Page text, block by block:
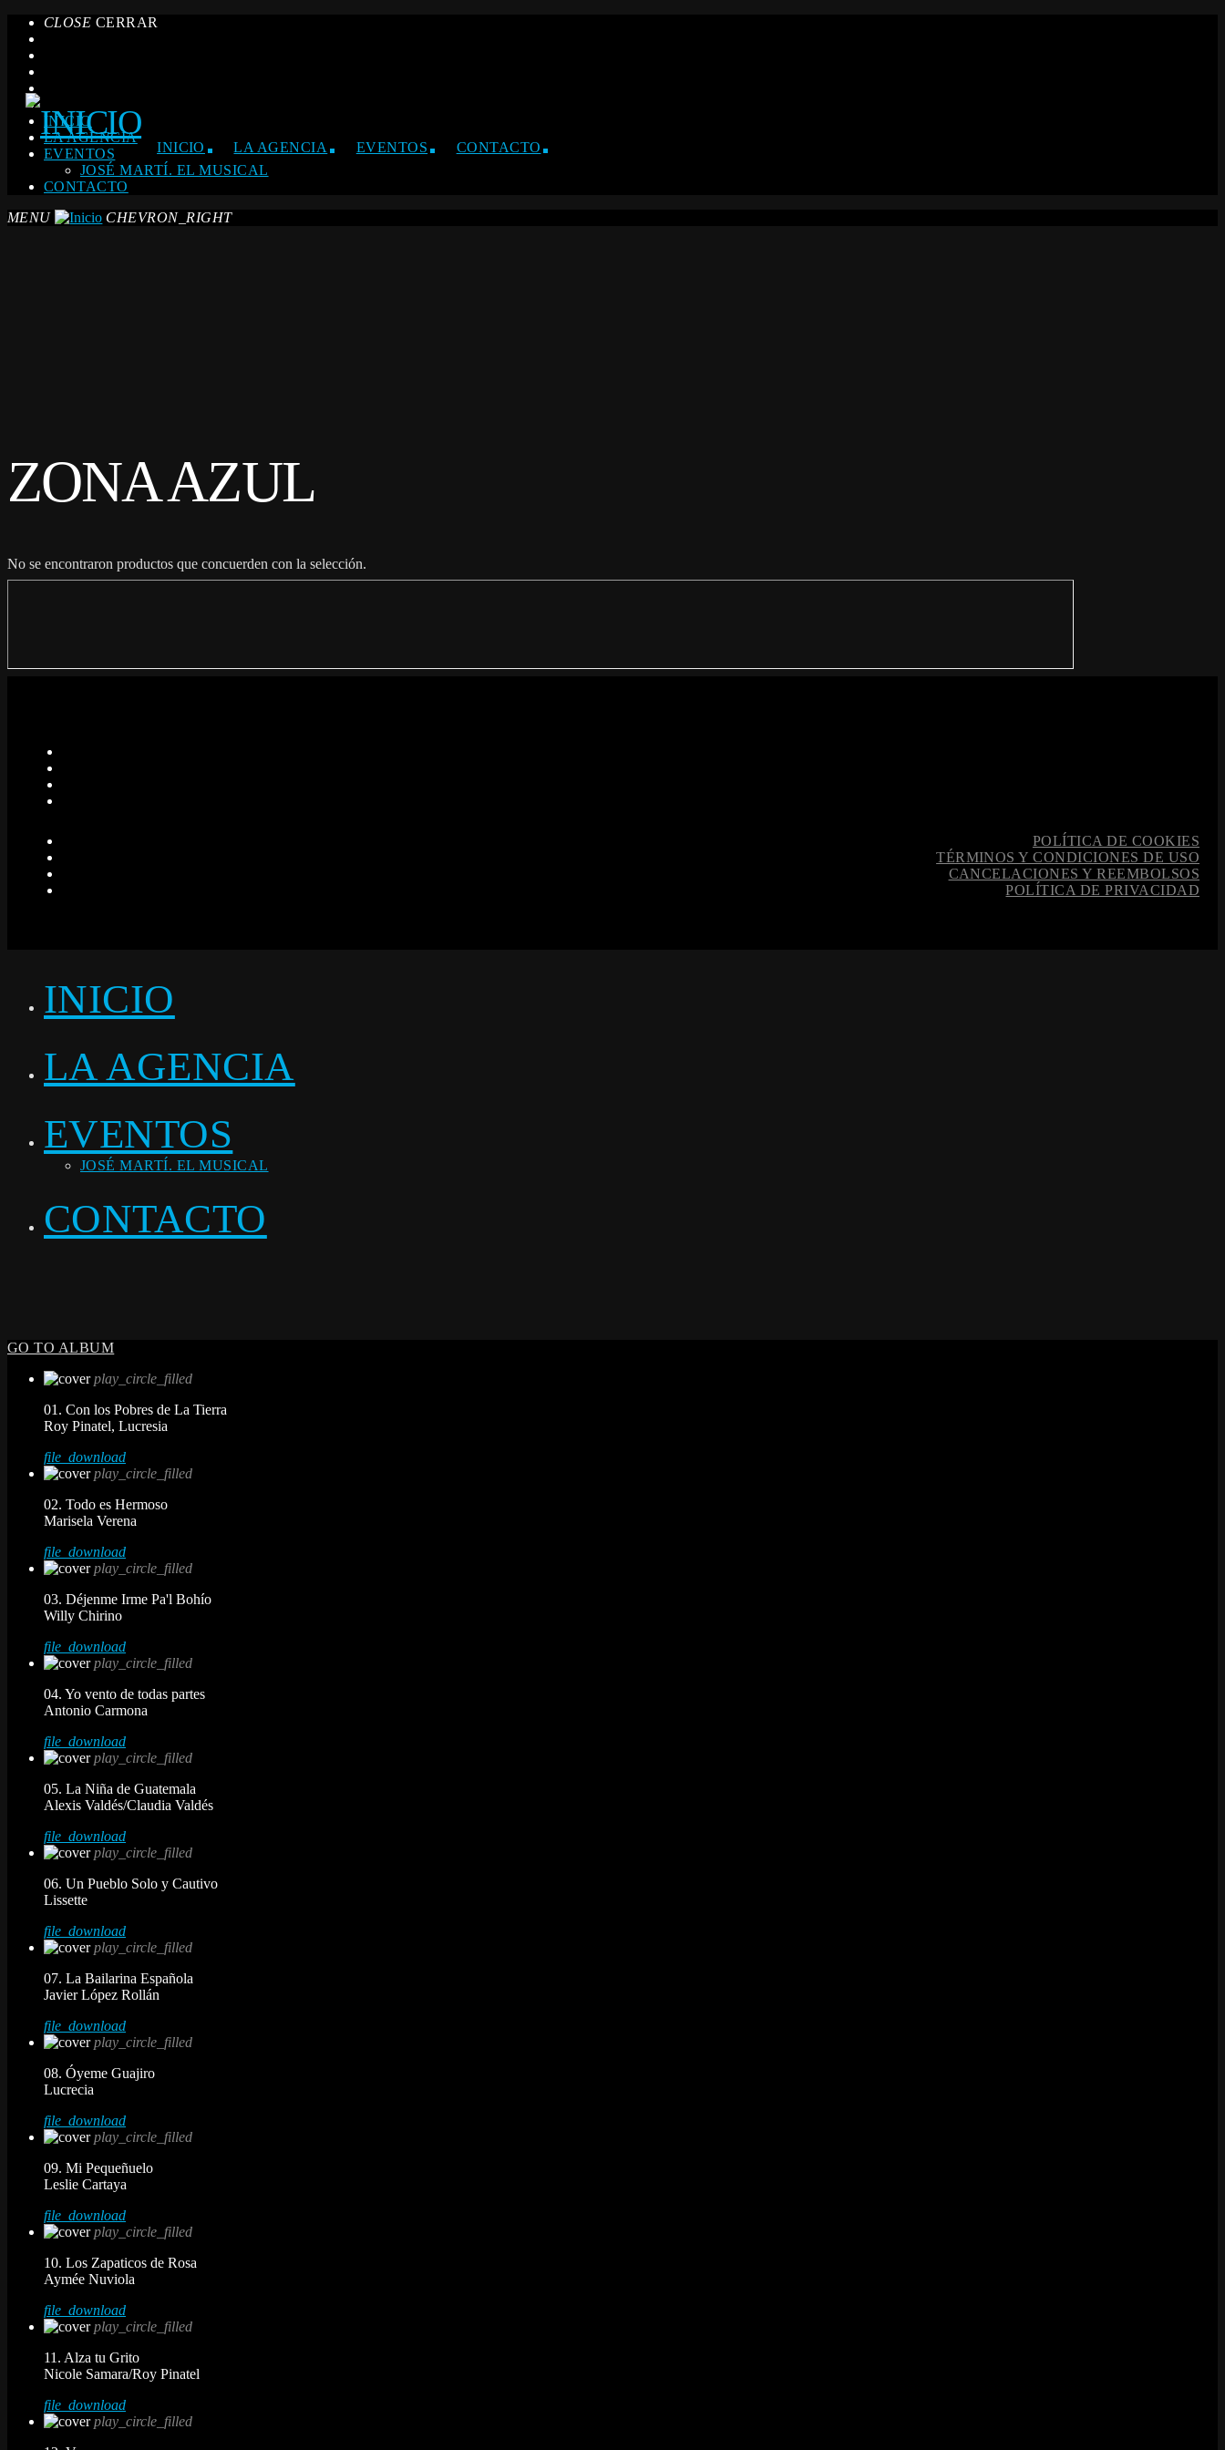
CLOSE CERRAR
INICIO
LA AGENCIA
EVENTOS
JOSÉ MARTÍ. EL MUSICAL
CONTACTO
INICIO LA AGENCIA EVENTOS CONTACTO
MENU CHEVRON_RIGHT
ZONA AZUL
No se encontraron productos que concuerden con la selección.
POLÍTICA DE COOKIES
TÉRMINOS Y CONDICIONES DE USO
CANCELACIONES Y REEMBOLSOS
POLÍTICA DE PRIVACIDAD
INICIO
LA AGENCIA
EVENTOS
JOSÉ MARTÍ. EL MUSICAL
CONTACTO
GO TO ALBUM
play_circle_filled
01. Con los Pobres de La Tierra
Roy Pinatel, Lucresia
file_download
play_circle_filled
02. Todo es Hermoso
Marisela Verena
file_download
play_circle_filled
03. Déjenme Irme Pa'l Bohío
Willy Chirino
file_download
play_circle_filled
04. Yo vento de todas partes
Antonio Carmona
file_download
play_circle_filled
05. La Niña de Guatemala
Alexis Valdés/Claudia Valdés
file_download
play_circle_filled
06. Un Pueblo Solo y Cautivo
Lissette
file_download
play_circle_filled
07. La Bailarina Española
Javier López Rollán
file_download
play_circle_filled
08. Óyeme Guajiro
Lucrecia
file_download
play_circle_filled
09. Mi Pequeñuelo
Leslie Cartaya
file_download
play_circle_filled
10. Los Zapaticos de Rosa
Aymée Nuviola
file_download
play_circle_filled
11. Alza tu Grito
Nicole Samara/Roy Pinatel
file_download
play_circle_filled